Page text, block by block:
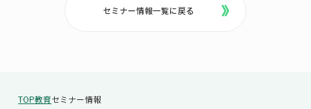
セミナー情報一覧に戻る
TOP教育セミナー情報